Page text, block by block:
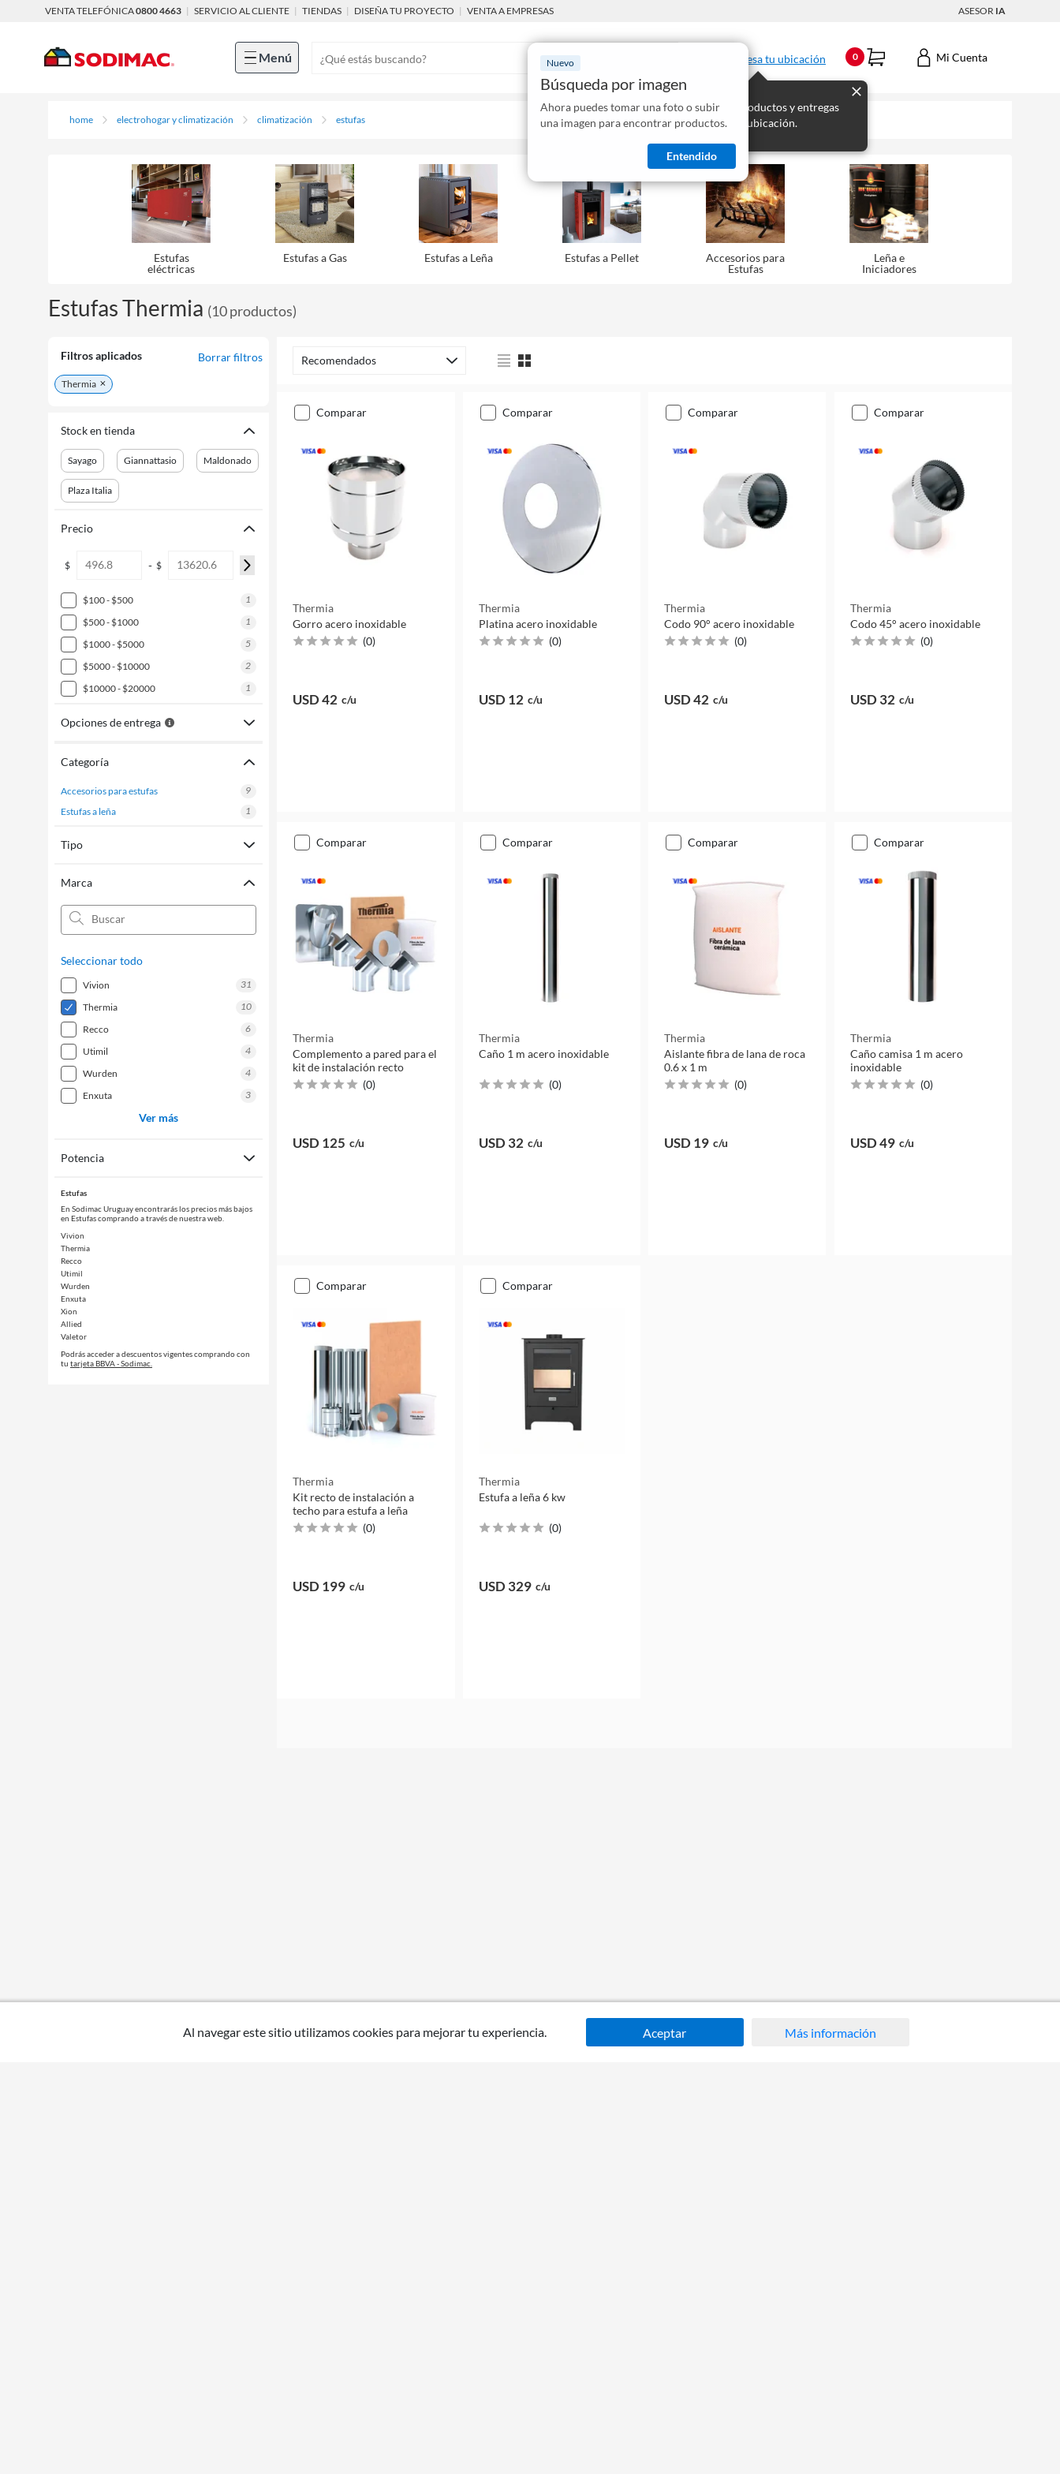
VENTA TELEFÓNICA0800 4663 | SERVICIO AL CLIENTE | TIENDAS | DISEÑA TU PROYECTO | VENTA A EMPRESAS ASESOR IA
Menú Nuevo
Búsqueda por imagen
Ahora puedes tomar una foto o subir
una imagen para encontrar productos.
Entendido
Ingresa tu ubicación
Mostraremos los productos y entregas
disponibles para tu ubicación.
0 Mi Cuenta
home electrohogar y climatización climatización estufas
Estufas
eléctricas
Estufas a Gas Estufas a Leña Estufas a Pellet
Accesorios para
Estufas
Leña e
Iniciadores
Estufas Thermia (10productos)
Filtros aplicados Borrar filtros
Thermia
Stock en tienda
Sayago Giannattasio Maldonado
Plaza Italia
Precio
$ - $
$100 - $500
1
$500 - $1000
1
$1000 - $5000
5
$5000 - $10000
2
$10000 - $20000
1
Opciones de entrega
Categoría
accesorios para estufas
9
estufas a leña
1
Tipo
Marca
Seleccionar todo
vivion
31
thermia
10
recco
6
utimil
4
wurden
4
enxuta
3
Ver más
Potencia
Estufas
En Sodimac Uruguay encontrarás los precios más bajos
en Estufas comprando a través de nuestra web.
Vivion
Thermia
Recco
Utimil
Wurden
Enxuta
Xion
Allied
Valetor
Podrás acceder a descuentos vigentes comprando con
tu tarjeta BBVA - Sodimac.
Recomendados
comparar
Thermia
Gorro acero inoxidable
(0)
USD 42 c/u
comparar
Thermia
Platina acero inoxidable
(0)
USD 12 c/u
comparar
Thermia
Codo 90° acero inoxidable
(0)
USD 42 c/u
comparar
Thermia
Codo 45° acero inoxidable
(0)
USD 32 c/u
comparar
Thermia
Complemento a pared para el
kit de instalación recto
(0)
USD 125 c/u
comparar
Thermia
Caño 1 m acero inoxidable
(0)
USD 32 c/u
comparar
Thermia
Aislante fibra de lana de roca
0.6 x 1 m
(0)
USD 19 c/u
comparar
Thermia
Caño camisa 1 m acero
inoxidable
(0)
USD 49 c/u
comparar
Thermia
Kit recto de instalación a
techo para estufa a leña
(0)
USD 199 c/u
comparar
Thermia
Estufa a leña 6 kw
(0)
USD 329 c/u
Al navegar este sitio utilizamos cookies para mejorar tu experiencia. Aceptar Más información